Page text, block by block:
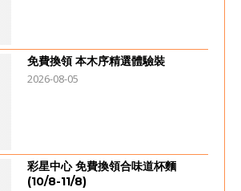
免費換領 本木序精選體驗裝
2026-08-05
彩星中心 免費換領合味道杯麵
(10/8-11/8)